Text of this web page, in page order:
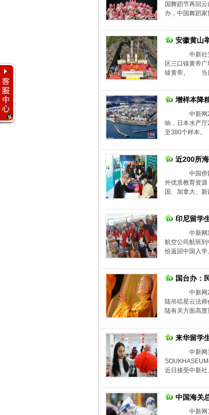
国舞蹈节再回
办，中国舞蹈
安徽黄山
中新社安
区三口镇黄帝
辕黄帝。 当日
增样本降
中新网2
响，日本水产
至380个样本
近200所
中国侨网
外优质教育资
国、加拿大、
印尼留学
中新网雅
航空公司航班
纷返回中国入
国台办：
中新网2
陆吊唁星云法
陆有关方面高
来华留学
中新网兰
近日接受中新
中国海关
中新网12